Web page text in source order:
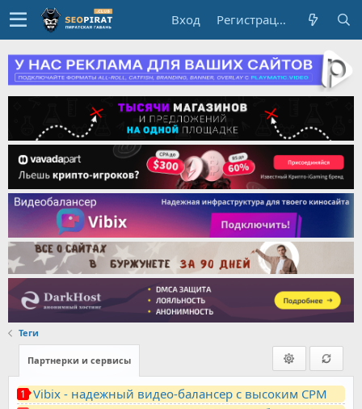
Вход Регистрация
Теги
Партнерки и сервисы
1 Vibix - надежный видео-балансер с высоким CPM